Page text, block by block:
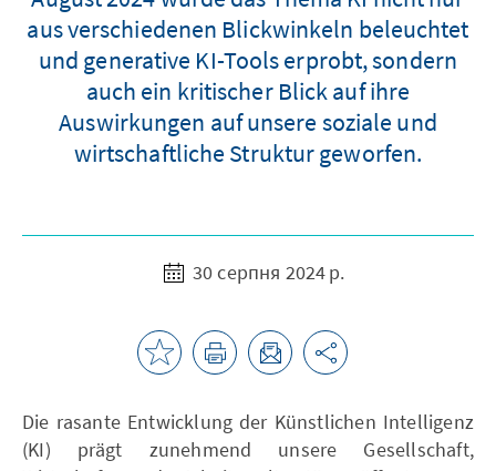
aus verschiedenen Blickwinkeln beleuchtet
und generative KI-Tools erprobt, sondern
auch ein kritischer Blick auf ihre
Auswirkungen auf unsere soziale und
wirtschaftliche Struktur geworfen.
30 серпня 2024 р.
Die rasante Entwicklung der Künstlichen Intelligenz
(KI) prägt zunehmend unsere Gesellschaft,